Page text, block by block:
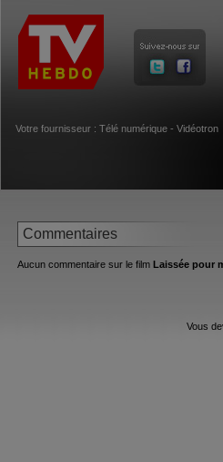
Votre fournisseur : Télé numérique - Vidéotron
Commentaires
Aucun commentaire sur le film Laissée pour
Vous